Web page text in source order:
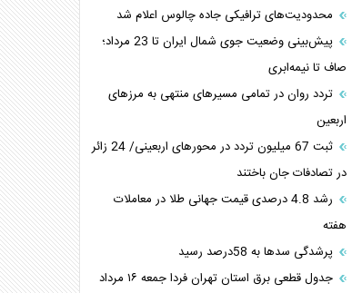
محدودیت‌های ترافیکی جاده چالوس اعلام شد
پیش‌بینی وضعیت جوی شمال ایران تا 23 مرداد‌؛
صاف تا نیمه‌ابری
تردد روان در تمامی مسیرهای منتهی به مرزهای
اربعین
‌‌ثبت 67 میلیون تردد در محورهای اربعینی/ 24 زائر
در تصادفات جان باختند
رشد 4.8 درصدی قیمت جهانی طلا در معاملات
هفته
پرشدگی سدها به 58درصد رسید
جدول قطعی برق استان تهران فردا جمعه ۱۶ مرداد